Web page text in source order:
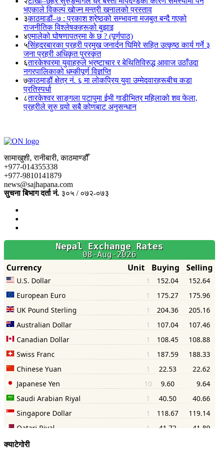
भएकाले विकल्प खोज्न मन्त्री खनालको प्रस्ताव
३काठमाडौं–७ : प्रकाश श्रेष्ठको सम्भावना मजबुत बन्दै गएको
राजनीतिक विश्लेषकहरूको बुझाइ
४एमालेको घोषणापत्रमा के छ ? (पूर्णपाठ)
५सिंहदरबारका प्रहरी प्रमुख जनार्दन घिमिरे सहित उत्कृष्ठ कार्य गर्ने ३
जना प्रहरी अधिकृत पुरस्कृत
६तारकेश्वरमा युवाहरुले भ्रष्टाचार र बेथितिविरुद्ध आवाज उठाँउदा
नगरपालिकाको धम्कीपूर्ण विज्ञप्ति
७काठमाडौं क्षेत्र नं. ६ मा लोकप्रिय युवा उम्मेदवारहरूबीच कडा
प्रतिस्पर्धा
८तारकेश्वर साङ्गला पटापुमा ईभी गाडीभित्र महिलाको शव फेला,
प्रहरीले सुरु गर्‍यो सबै कोणबाट अनुसन्धान
सामाखुशी, रानीबारी, काठमाण्डौँ
+977-014355338
+977-9810141879
news@sajhapana.com
सुचना बिभाग दर्ता नं. ३०५ / ०७२-०७३
क्याटेगोरी